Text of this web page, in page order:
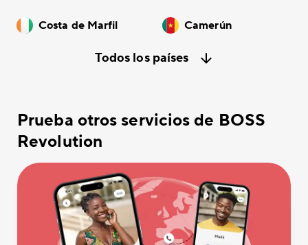
Costa de Marfil Camerún
Todos los países
Prueba otros servicios de BOSS
Revolution